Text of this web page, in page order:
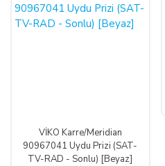
VİKO Karre/Meridian
90967041 Uydu Prizi (SAT-
TV-RAD - Sonlu) [Beyaz]